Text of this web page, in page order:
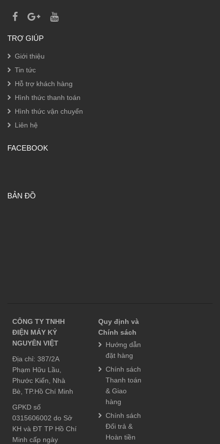
TRỢ GIÚP
Giới thiệu
Tin tức
Hỗ trợ khách hàng
Hình thức thanh toán
Hình thức vận chuyển
Liên hệ
FACEBOOK
BẢN ĐỒ
CÔNG TY TNHH
ĐIỆN MÁY KỶ
NGUYÊN VIỆT
Địa chỉ: 387/2A
Phạm Hữu Lầu,
Phước Kiển, Nhà
Bè, TP.Hồ Chí Minh
GPKD số
0315606002 do Sở
KH và ĐT TP Hồ Chí
Minh cấp ngày
Quy định và
Chính sách
Hướng dẫn
đặt hàng
Chính sách
Thanh toán
& Giao
hàng
Chính sách
Đổi trả &
Hoàn tiền